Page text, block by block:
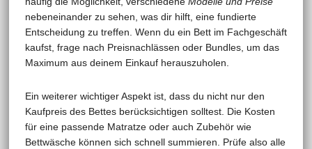
nebeneinander zu sehen, was dir hilft, eine fundierte
Entscheidung zu treffen. Wenn du ein Bett im Fachgeschäft
kaufst, frage nach Preisnachlässen oder Bundles, um das
Maximum aus deinem Einkauf herauszuholen.
Ein weiterer wichtiger Aspekt ist, dass du nicht nur den
Kaufpreis des Bettes berücksichtigen solltest. Die Kosten
für eine passende Matratze oder auch Zubehör wie
Bettwäsche können sich schnell summieren. Prüfe also alle